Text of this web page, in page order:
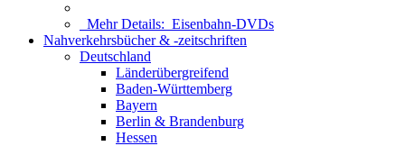
Mehr Details: Eisenbahn-DVDs
Nahverkehrsbücher & -zeitschriften
Deutschland
Länderübergreifend
Baden-Württemberg
Bayern
Berlin & Brandenburg
Hessen